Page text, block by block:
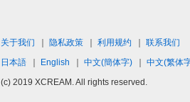
关于我们 隐私政策 利用规约
联系我们
日本語
English 中文(簡体字) 中文(繁体
(c) 2019 XCREAM. All rights reserved.